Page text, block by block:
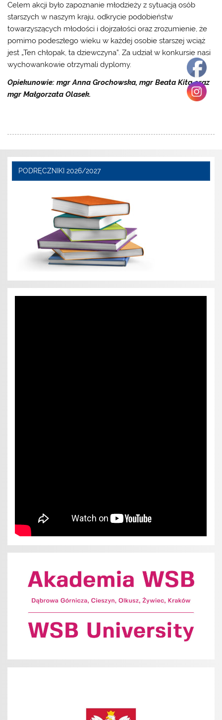
Celem akcji było zapoznanie młodzieży z sytuacją osób
starszych w naszym kraju, odkrycie podobieństw
towarzyszących młodości i dojrzałości oraz zrozumienie, że
pomimo podeszłego wieku w każdej osobie starszej wciąż
jest „Ten chłopak, ta dziewczyna”. Za udział w konkursie nasi
wychowankowie otrzymali dyplomy.
Opiekunowie: mgr Anna Grochowska, mgr Beata Kita oraz
mgr Małgorzata Olasek.
PODRĘCZNIKI 2026/2027